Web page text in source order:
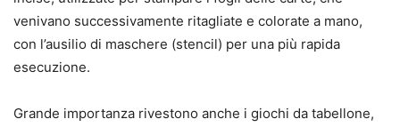
venivano successivamente ritagliate e colorate a mano,
con l’ausilio di maschere (stencil) per una più rapida
esecuzione.
Grande importanza rivestono anche i giochi da tabellone,